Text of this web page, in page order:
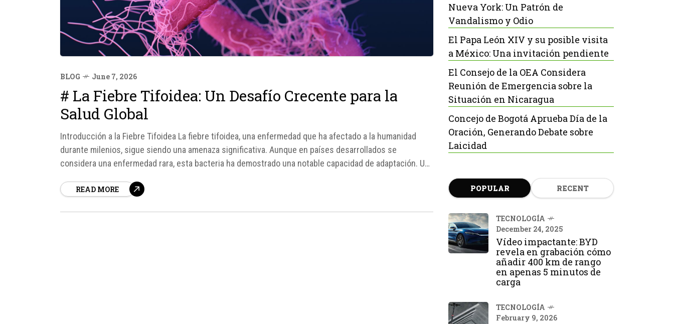
BLOG June 7, 2026
# La Fiebre Tifoidea: Un Desafío Crecente para la
Salud Global
Introducción a la Fiebre Tifoidea La fiebre tifoidea, una enfermedad que ha afectado a la humanidad
durante milenios, sigue siendo una amenaza significativa. Aunque en países desarrollados se
considera una enfermedad rara, esta bacteria ha demostrado una notable capacidad de adaptación. Un
READ MORE
Nueva York: Un Patrón de
Vandalismo y Odio
El Papa León XIV y su posible visita
a México: Una invitación pendiente
El Consejo de la OEA Considera
Reunión de Emergencia sobre la
Situación en Nicaragua
Concejo de Bogotá Aprueba Día de la
Oración, Generando Debate sobre
Laicidad
POPULAR RECENT
TECNOLOGÍA
December 24, 2025
Vídeo impactante: BYD
revela en grabación cómo
añadir 400 km de rango
en apenas 5 minutos de
carga
TECNOLOGÍA
February 9, 2026